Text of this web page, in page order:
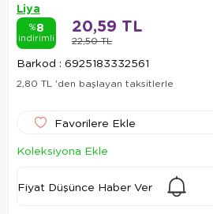
Liya
%8
indirimli 22,50 TL
20,59 TL
Barkod : 6925183332561
2,80 TL 'den başlayan taksitlerle
Favorilere Ekle
Koleksiyona Ekle
Fiyat Düşünce Haber Ver